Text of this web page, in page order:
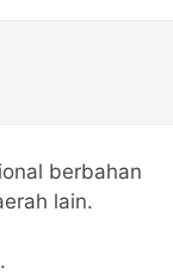
berbahan
lain.